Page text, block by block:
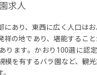
求人
にあり、東西に広く人口は
祥の地であり、堪能するこ
ります。かおり100選に認
模を有するバラ園など、観